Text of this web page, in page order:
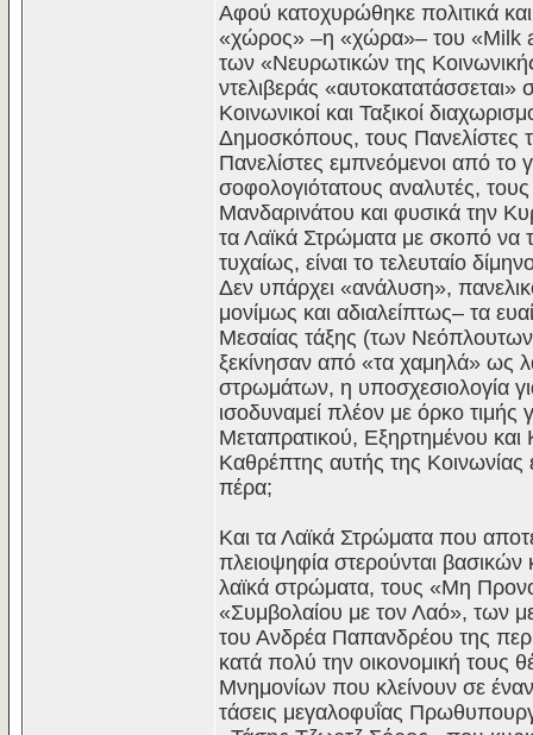
Αφού κατοχυρώθηκε πολιτικά
«χώρος» –η «χώρα»– του «Milk
των «Νευρωτικών της
ντελιβεράς
Κοινωνικοί και Ταξικοί
Δημοσκόπους, τους Πανελίστες
Πανελίστες εμπνεόμενοι από
σοφολογιότατους αναλυτές,
Μανδαρινάτου και φυσικά την
τα Λαϊκά Στρώματα με σκοπό να
τυχαίως, είναι το τελευταίο
Δεν υπάρχει «ανάλυση»,
μονίμως και αδιαλείπτως– τα
Μεσαίας τάξης (των
ξεκίνησαν από «τα χαμηλά» ως
στρωμάτων, η υποσχεσιολογία
ισοδυναμεί πλέον με όρκο τιμής
Μεταπρατικού, Εξηρτημένου
Καθρέπτης αυτής της Κοινωνίας
πέρα;
Και τα Λαϊκά Στρώματα που
πλειοψηφία στερούνται βασικών
λαϊκά στρώματα, τους «Μη
«Συμβολαίου με τον Λαό», των
του Ανδρέα Παπανδρέου της
κατά πολύ την οικονομική τους
Μνημονίων που κλείνουν σε
τάσεις μεγαλοφυΐας